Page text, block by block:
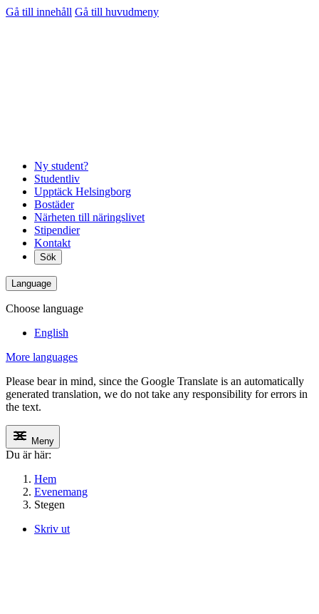
Gå till innehåll Gå till huvudmeny
Ny student?
Studentliv
Upptäck Helsingborg
Bostäder
Närheten till näringslivet
Stipendier
Kontakt
Sök
Language
Choose language
English
More languages
Please bear in mind, since the Google Translate is an automatically
generated translation, we do not take any responsibility for errors in
the text.
Meny
Du är här:
Hem
Evenemang
Stegen
Skriv ut